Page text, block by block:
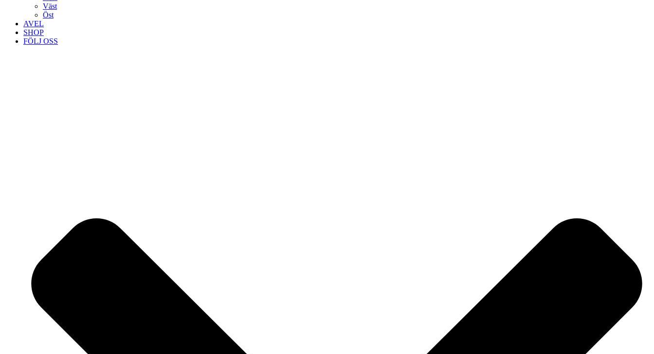
Väst
Öst
AVEL
SHOP
FÖLJ OSS